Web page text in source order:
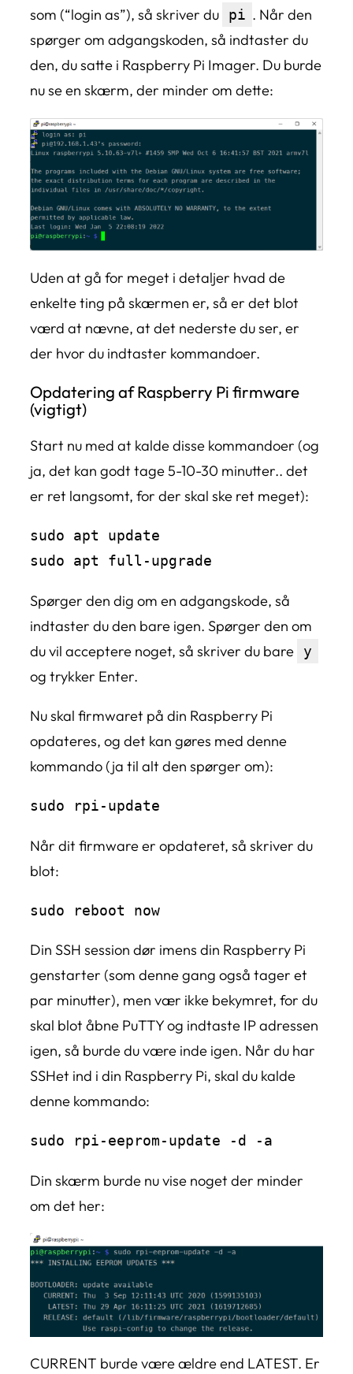
som (“login as”), så skriver du
pi . Når den
spørger om adgangskoden, så indtaster du
den, du satte i Raspberry Pi Imager. Du burde
nu se en skærm, der minder om dette:
Uden at gå for meget i detaljer hvad de
enkelte ting på skærmen er, så er det blot
værd at nævne, at det nederste du ser, er
der hvor du indtaster kommandoer.
Opdatering af Raspberry Pi firmware
(vigtigt)
Start nu med at kalde disse kommandoer (og
ja, det kan godt tage 5-10-30 minutter.. det
er ret langsomt, for der skal ske ret meget):
sudo apt update
sudo apt full-upgrade
Spørger den dig om en adgangskode, så
indtaster du den bare igen. Spørger den om
du vil acceptere noget, så skriver du bare
y
og trykker Enter.
Nu skal firmwaret på din Raspberry Pi
opdateres, og det kan gøres med denne
kommando (ja til alt den spørger om):
sudo rpi-update
Når dit firmware er opdateret, så skriver du
blot:
sudo reboot now
Din SSH session dør imens din Raspberry Pi
genstarter (som denne gang også tager et
par minutter), men vær ikke bekymret, for du
skal blot åbne PuTTY og indtaste IP adressen
igen, så burde du være inde igen. Når du har
SSHet ind i din Raspberry Pi, skal du kalde
denne kommando:
sudo rpi-eeprom-update -d -a
Din skærm burde nu vise noget der minder
om det her:
CURRENT burde være ældre end LATEST. Er